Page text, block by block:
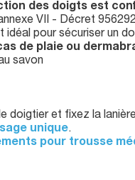
des doigts est
VII - Décret
pour sécuriser un
de plaie ou
savon
doigtier et fixez la
unique.
pour trousse